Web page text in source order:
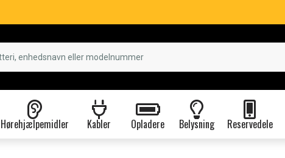
Hørehjælpemidler Kabler Opladere Belysning Reservedele